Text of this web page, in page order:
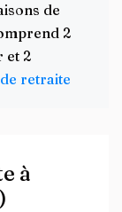
de
2
et 2
retraite
à